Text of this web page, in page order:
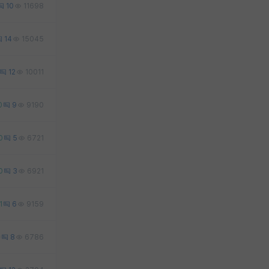
10 11698
14 15045
12 10011
9 9190
5 6721
3 6921
1 6 9159
8 6786